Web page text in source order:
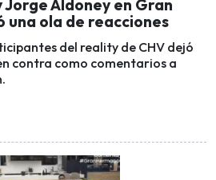
Aldoney en Gran
una ola de reacciones
del reality de CHV dejó
contra como comentarios a